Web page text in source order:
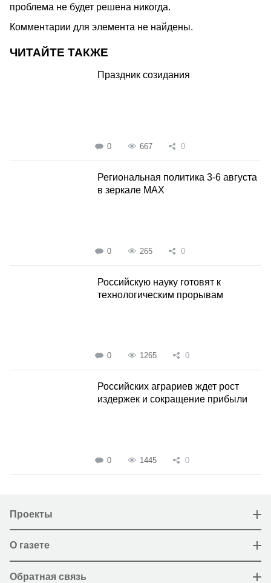
проблема не будет решена никогда.
Комментарии для элемента не найдены.
ЧИТАЙТЕ ТАКЖЕ
Праздник созидания
0 667 0
Региональная политика 3-6 августа
в зеркале MAX
0 265 0
Российскую науку готовят к
технологическим прорывам
0 1265 0
Российских аграриев ждет рост
издержек и сокращение прибыли
0 1445 0
Проекты
О газете
Обратная связь